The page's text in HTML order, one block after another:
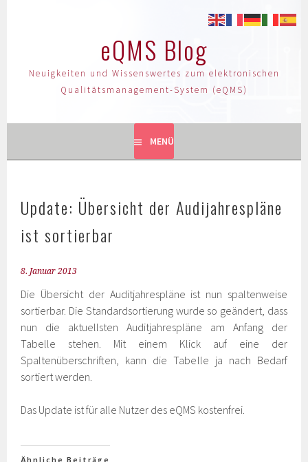
eQMS Blog
Neuigkeiten und Wissenswertes zum elektronischen
Qualitätsmanagement-System (eQMS)
MENÜ
Update: Übersicht der Audijahrespläne
ist sortierbar
8. Januar 2013
Die Übersicht der Auditjahrespläne ist nun spaltenweise
sortierbar. Die Standardsortierung wurde so geändert, dass
nun die aktuellsten Auditjahrespläne am Anfang der
Tabelle stehen. Mit einem Klick auf eine der
Spaltenüberschriften, kann die Tabelle ja nach Bedarf
sortiert werden.
Das Update ist für alle Nutzer des eQMS kostenfrei.
Ähnliche Beiträge